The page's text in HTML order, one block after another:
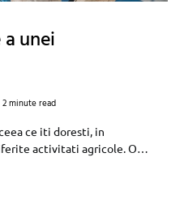
unei
2 minute read
ce iti doresti, in
activitati agricole. O…